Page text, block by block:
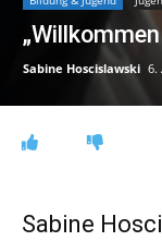
Sabine Hoscislawski 6.
Sabine